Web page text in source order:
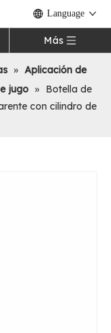
Language
Más
» Aplicación de
jugo » Botella de
con cilindro de